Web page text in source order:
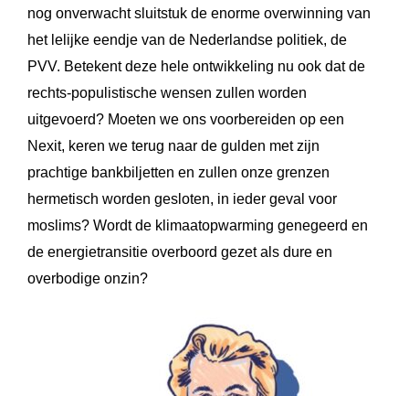
nog onverwacht sluitstuk de enorme overwinning van
het lelijke eendje van de Nederlandse politiek, de
PVV. Betekent deze hele ontwikkeling nu ook dat de
rechts-populistische wensen zullen worden
uitgevoerd? Moeten we ons voorbereiden op een
Nexit, keren we terug naar de gulden met zijn
prachtige bankbiljetten en zullen onze grenzen
hermetisch worden gesloten, in ieder geval voor
moslims? Wordt de klimaatopwarming genegeerd en
de energietransitie overboord gezet als dure en
overbodige onzin?